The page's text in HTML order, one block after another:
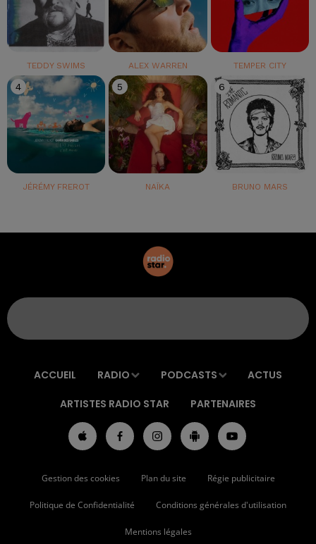
TEDDY SWIMS ALEX WARREN TEMPER CITY
4
JÉRÉMY FREROT
5
NAÏKA
6
BRUNO MARS
ACCUEIL RADIO PODCASTS ACTUS
ARTISTES RADIO STAR PARTENAIRES
Gestion des cookies Plan du site Régie publicitaire
Politique de Confidentialité Conditions générales d'utilisation
Mentions légales